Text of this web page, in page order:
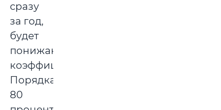
сразу
за год,
будет
понижающий
коэффициент.
Порядка
80